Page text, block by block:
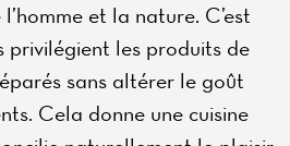
et la nature. C’est
privilégient les produits de
sans altérer le goût
Cela donne une cuisine